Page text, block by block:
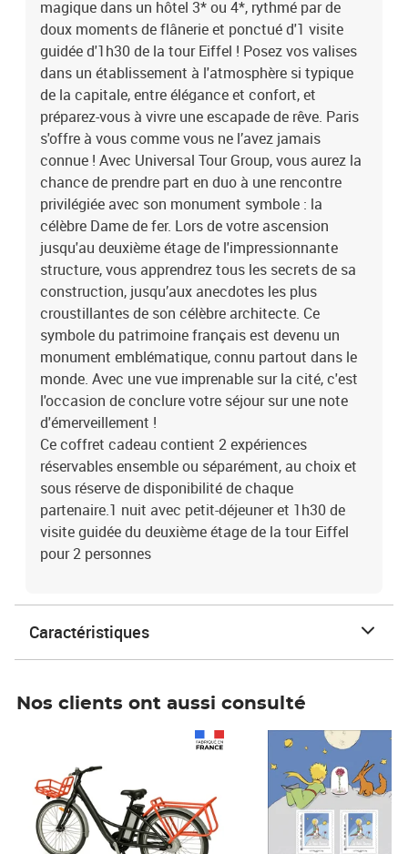
de conclure votre séjour sur une note d'émerveillement !Ce coffret
cadeau contient 2 expériences réservables ensemble ou
séparément, au choix et sous réserve de disponibilité de chaque
partenaire.1 nuit avec petit-déjeuner et 1h30 de visite guidée du
deuxième étage de la tour Eiffel pour 2 personnes
magique dans un hôtel 3* ou 4*, rythmé par de
doux moments de flânerie et ponctué d'1 visite
guidée d'1h30 de la tour Eiffel ! Posez vos valises
dans un établissement à l'atmosphère si typique
de la capitale, entre élégance et confort, et
préparez-vous à vivre une escapade de rêve. Paris
s'offre à vous comme vous ne l’avez jamais
connue ! Avec Universal Tour Group, vous aurez la
chance de prendre part en duo à une rencontre
privilégiée avec son monument symbole : la
célèbre Dame de fer. Lors de votre ascension
jusqu'au deuxième étage de l'impressionnante
structure, vous apprendrez tous les secrets de sa
construction, jusqu’aux anecdotes les plus
croustillantes de son célèbre architecte. Ce
symbole du patrimoine français est devenu un
monument emblématique, connu partout dans le
monde. Avec une vue imprenable sur la cité, c'est
l'occasion de conclure votre séjour sur une note
d'émerveillement !
Ce coffret cadeau contient 2 expériences
réservables ensemble ou séparément, au choix et
sous réserve de disponibilité de chaque
partenaire.1 nuit avec petit-déjeuner et 1h30 de
visite guidée du deuxième étage de la tour Eiffel
pour 2 personnes
Caractéristiques
Nos clients ont aussi consulté
Prix 7,50€